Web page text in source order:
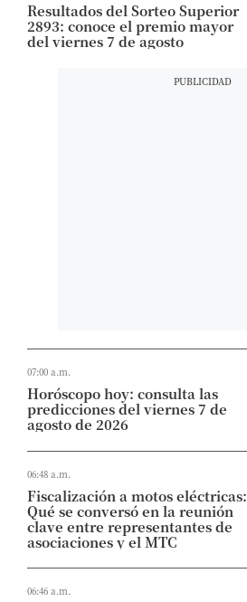
Resultados del Sorteo Superior
2893: conoce el premio mayor
del viernes 7 de agosto
07:00 a.m.
Horóscopo hoy: consulta las
predicciones del viernes 7 de
agosto de 2026
06:48 a.m.
Fiscalización a motos eléctricas:
Qué se conversó en la reunión
clave entre representantes de
asociaciones y el MTC
06:46 a.m.